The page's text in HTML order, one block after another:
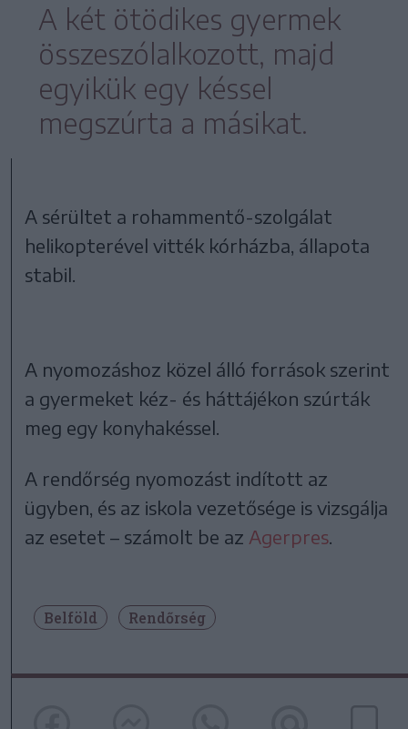
A két ötödikes gyermek
összeszólalkozott, majd
egyikük egy késsel
megszúrta a másikat.
A sérültet a rohammentő-szolgálat
helikopterével vitték kórházba, állapota
stabil.
A nyomozáshoz közel álló források szerint
a gyermeket kéz- és háttájékon szúrták
meg egy konyhakéssel.
A rendőrség nyomozást indított az
ügyben, és az iskola vezetősége is vizsgálja
az esetet – számolt be az Agerpres
Belföld Rendőrség